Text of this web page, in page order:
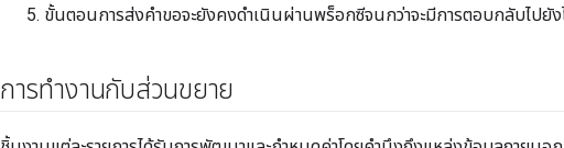
ขั้นตอนการส่งคำขอจะยังคงดำเนินผ่านพร็อกซีจนกว่าจะมีการตอบกลับไปยัง
การทำงานกับส่วนขยาย